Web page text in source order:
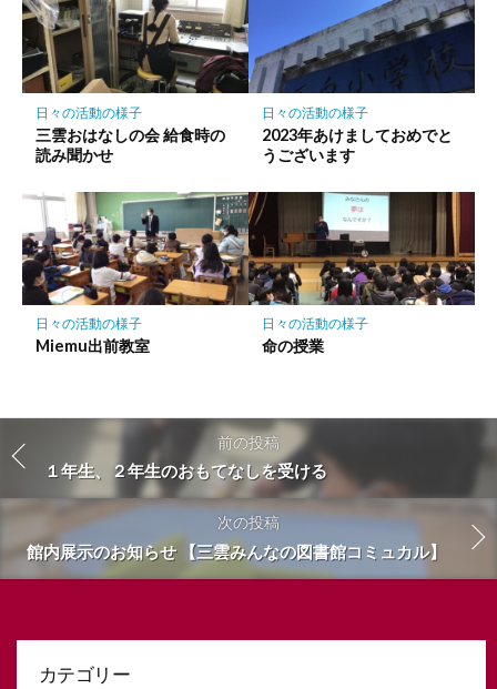
日々の活動の様子
三雲おはなしの会 給食時の
読み聞かせ
日々の活動の様子
2023年あけましておめでと
うございます
日々の活動の様子
Miemu出前教室
日々の活動の様子
命の授業
前の投稿
１年生、２年生のおもてなしを受ける
次の投稿
館内展示のお知らせ 【三雲みんなの図書館コミュカル】
カテゴリー